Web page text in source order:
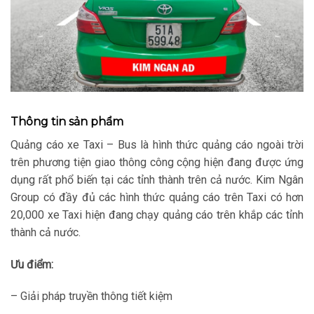
Thông tin sản phẩm
Quảng cáo xe Taxi – Bus là hình thức quảng cáo ngoài trời
trên phương tiện giao thông công cộng hiện đang được ứng
dụng rất phổ biến tại các tỉnh thành trên cả nước. Kim Ngân
Group có đầy đủ các hình thức quảng cáo trên Taxi có hơn
20,000 xe Taxi hiện đang chạy quảng cáo trên khắp các tỉnh
thành cả nước.
Ưu điểm:
– Giải pháp truyền thông tiết kiệm